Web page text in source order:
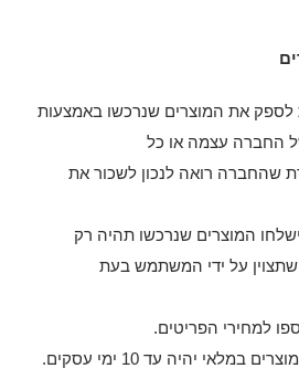
את המוצרים שנרכשו באמצעות
החברה עצמה או כל
שהחברה רואה לנכון לשכור את
המוצרים שנרכשו תהיה רק
על ידי המשתמש בעת
למחירי הפריטים.
יהיה עד 10 ימי עסקים.